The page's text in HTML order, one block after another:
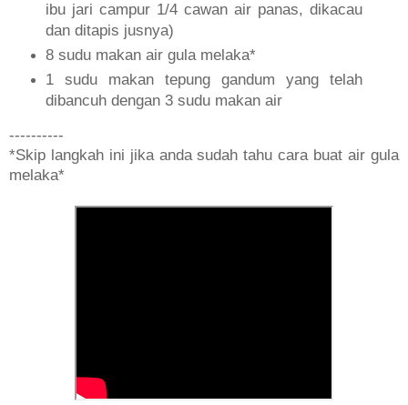
ibu jari campur 1/4 cawan air panas, dikacau
dan ditapis jusnya)
8 sudu makan air gula melaka*
1 sudu makan tepung gandum yang telah
dibancuh dengan 3 sudu makan air
----------
*Skip langkah ini jika anda sudah tahu cara buat air gula
melaka*